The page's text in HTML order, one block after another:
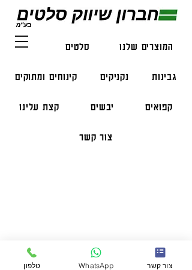
המוצרים שלנו סלטים דגים
גבינות נקניקים קינוחים ומתוקים
קפואים יבשים קצת עלינו
צור קשר
הזמנות בווצאפ:
050-47-57-365
051-296-2006
טלפון WhatsApp צור קשר